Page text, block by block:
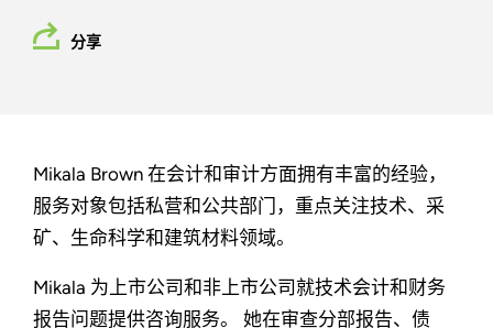
分享
Mikala Brown 在会计和审计方面拥有丰富的经验，
服务对象包括私营和公共部门，重点关注技术、采
矿、生命科学和建筑材料领域。
Mikala 为上市公司和非上市公司就技术会计和财务
报告问题提供咨询服务。 她在审查分部报告、债